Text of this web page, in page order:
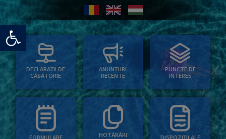
Deschide bara de unelte
DECLARAȚII DE
CĂSĂTORIE
ANUNȚURI
RECENTE
PUNCTE DE
INTERES
FORMULARE
HOTĂRÂRI
DISPOZIȚII ALE